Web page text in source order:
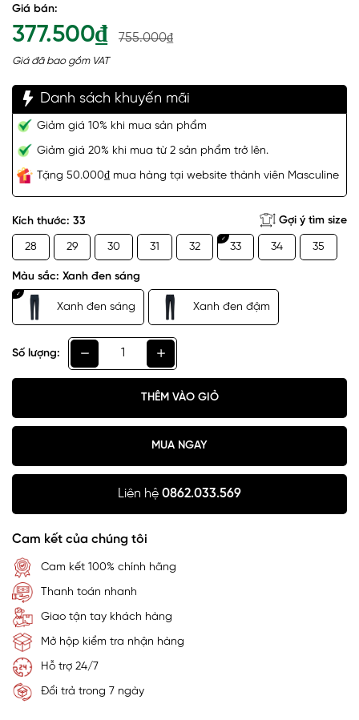
Giá bán:
377.500₫ 755.000₫
Giá đã bao gồm VAT
Danh sách khuyến mãi
Giảm giá 10% khi mua sản phẩm
Giảm giá 20% khi mua từ 2 sản phẩm trở lên.
Tặng 50.000₫ mua hàng tại website thành viên Masculine
Kích thước: 33 Gợi ý tìm size
28 29 30 31 32 33 34 35
Màu sắc: Xanh đen sáng
Xanh đen sáng Xanh đen đậm
Số lượng:
THÊM VÀO GIỎ
MUA NGAY
Liên hệ 0862.033.569
Cam kết của chúng tôi
Cam kết 100% chính hãng
Thanh toán nhanh
Giao tận tay khách hàng
Mở hộp kiểm tra nhận hàng
Hỗ trợ 24/7
Đổi trả trong 7 ngày